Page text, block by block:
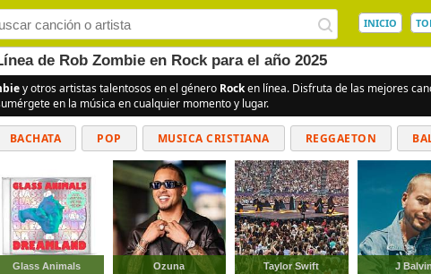
INICIO
de Rob Zombie en Rock para el año 2025
y otros artistas talentosos en el género Rocken línea. Disfruta de las mejores
en la música en cualquier momento y lugar.
BACHATA POP MUSICA CRISTIANA REGGAETON
CUMBIAS
Glass Animals Ozuna Taylor Swift J Balvin